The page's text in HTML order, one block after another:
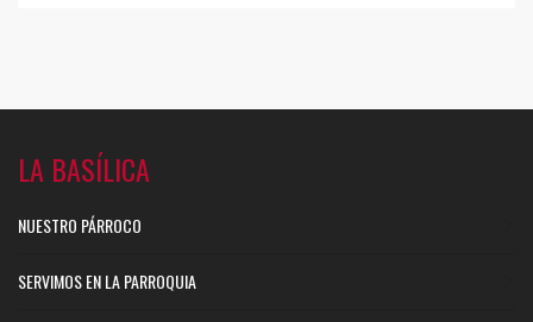
LA BASÍLICA
NUESTRO PÁRROCO
SERVIMOS EN LA PARROQUIA